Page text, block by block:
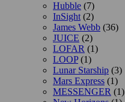
Hubble (7)
InSight (2)
James Webb (36)
JUICE (2)
LOFAR (1)
LOOP(1)
Lunar Starship (3)
Mars Express (1)
MESSENGER (1)